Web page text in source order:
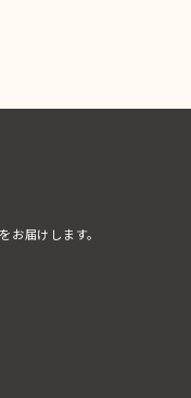
届けします。